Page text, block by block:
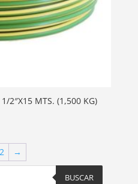
2″X15 MTS. (1,500 KG)
2
→
BUSCAR